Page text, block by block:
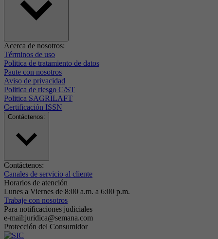
Acerca de nosotros:
Términos de uso
Politica de tratamiento de datos
Paute con nosotros
Aviso de privacidad
Politica de riesgo C/ST
Politica SAGRILAFT
Certificación ISSN
Contáctenos:
Contáctenos:
Canales de servicio al cliente
Horarios de atención
Lunes a Viernes de 8:00 a.m. a 6:00 p.m.
Trabaje con nosotros
Para notificaciones judiciales
e-mail:juridica@semana.com
Protección del Consumidor